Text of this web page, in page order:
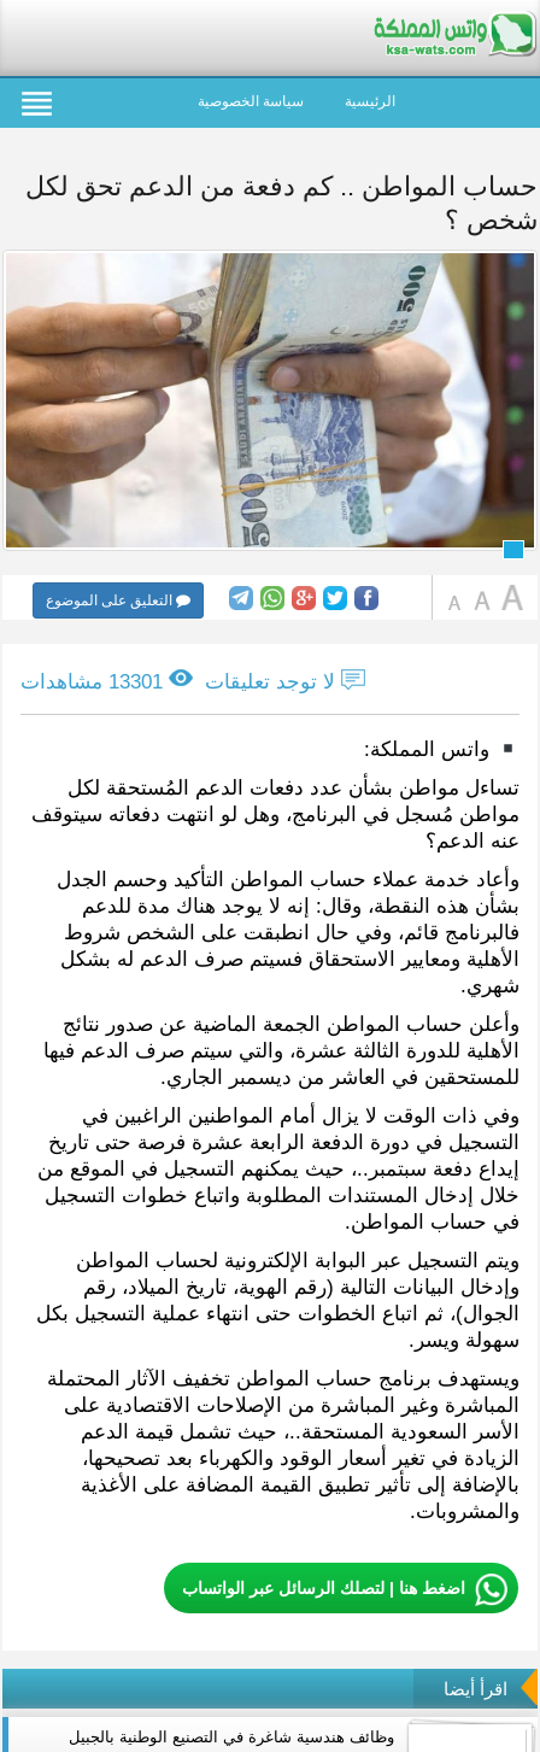
الرئيسية سياسة الخصوصية
حساب المواطن .. كم دفعة من الدعم تحق لكل
شخص ؟
التعليق على الموضوع
لا توجد تعليقات 13301 مشاهدات
واتس المملكة:
تساءل مواطن بشأن عدد دفعات الدعم المُستحقة لكل
مواطن مُسجل في البرنامج، وهل لو انتهت دفعاته سيتوقف
عنه الدعم؟
وأعاد خدمة عملاء حساب المواطن التأكيد وحسم الجدل
بشأن هذه النقطة، وقال: إنه لا يوجد هناك مدة للدعم
فالبرنامج قائم، وفي حال انطبقت على الشخص شروط
الأهلية ومعايير الاستحقاق فسيتم صرف الدعم له بشكل
شهري.
وأعلن حساب المواطن الجمعة الماضية عن صدور نتائج
الأهلية للدورة الثالثة عشرة، والتي سيتم صرف الدعم فيها
للمستحقين في العاشر من ديسمبر الجاري.
وفي ذات الوقت لا يزال أمام المواطنين الراغبين في
التسجيل في دورة الدفعة الرابعة عشرة فرصة حتى تاريخ
إيداع دفعة سبتمبر..، حيث يمكنهم التسجيل في الموقع من
خلال إدخال المستندات المطلوبة واتباع خطوات التسجيل
في حساب المواطن.
ويتم التسجيل عبر البوابة الإلكترونية لحساب المواطن
وإدخال البيانات التالية (رقم الهوية، تاريخ الميلاد، رقم
الجوال)، ثم اتباع الخطوات حتى انتهاء عملية التسجيل بكل
سهولة ويسر.
ويستهدف برنامج حساب المواطن تخفيف الآثار المحتملة
المباشرة وغير المباشرة من الإصلاحات الاقتصادية على
الأسر السعودية المستحقة..، حيث تشمل قيمة الدعم
الزيادة في تغير أسعار الوقود والكهرباء بعد تصحيحها،
بالإضافة إلى تأثير تطبيق القيمة المضافة على الأغذية
والمشروبات.
اضغط هنا | لتصلك الرسائل عبر الواتساب
اقرأ أيضا
وظائف هندسية شاغرة في التصنيع الوطنية بالجبيل